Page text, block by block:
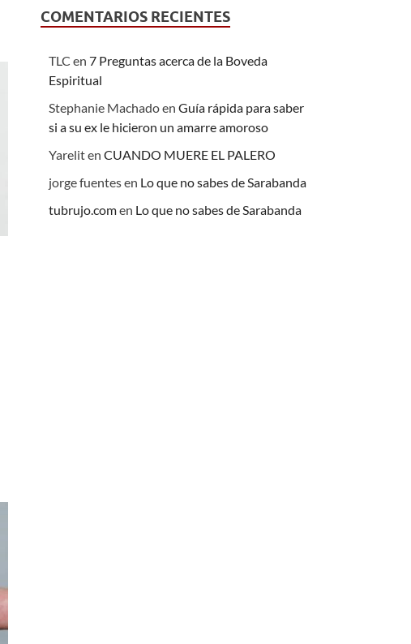
COMENTARIOS RECIENTES
TLC en7 Preguntas acerca de la Boveda
Espiritual
Stephanie MachadoenGuía rápida para saber
si a su ex le hicieron un amarre amoroso
YarelitenCUANDO MUERE EL PALERO
jorge fuentesen Lo que no sabes de Sarabanda
tubrujo.comen Lo que no sabes de Sarabanda